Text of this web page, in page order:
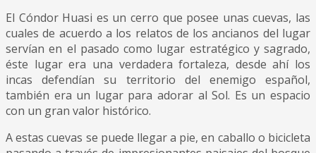
El Cóndor Huasi es un cerro que posee unas cuevas, las
cuales de acuerdo a los relatos de los ancianos del lugar
servían en el pasado como lugar estratégico y sagrado,
éste lugar era una verdadera fortaleza, desde ahí los
incas defendían su territorio del enemigo español,
también era un lugar para adorar al Sol. Es un espacio
con un gran valor histórico.
A estas cuevas se puede llegar a pie, en caballo o bicicleta